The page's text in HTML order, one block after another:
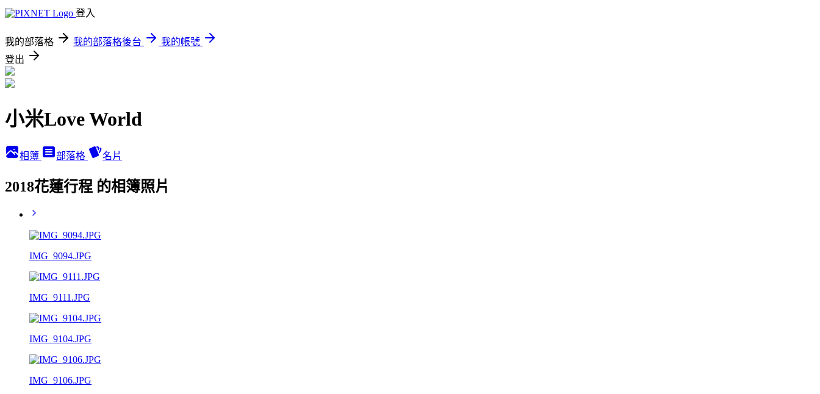
登入
我的部落格 我的部落格後台
我的帳號
登出
小米Love World
相簿 部落格 名片
2018花蓮行程 的相簿照片
IMG_9094.JPG
IMG_9111.JPG
IMG_9104.JPG
IMG_9106.JPG